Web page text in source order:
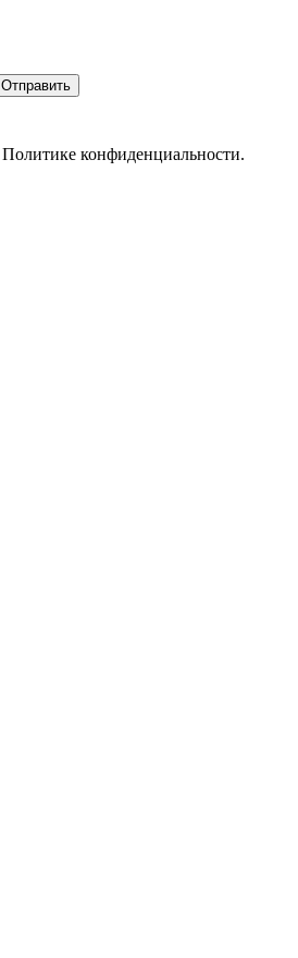
Отправить
Политике конфиденциальности.